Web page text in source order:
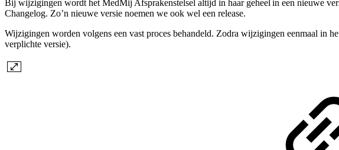
Bij wijzigingen wordt het MedMij Afsprakenstelsel altijd in haar geheel in een nieuwe
Changelog. Zo’n nieuwe versie noemen we ook wel een release.
Wijzigingen worden volgens een vast proces behandeld. Zodra wijzigingen eenmaal in
verplichte versie).